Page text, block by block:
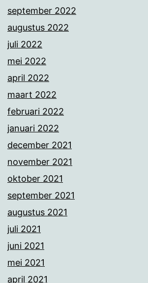
september 2022
augustus 2022
juli 2022
mei 2022
april 2022
maart 2022
februari 2022
januari 2022
december 2021
november 2021
oktober 2021
september 2021
augustus 2021
juli 2021
juni 2021
mei 2021
april 2021